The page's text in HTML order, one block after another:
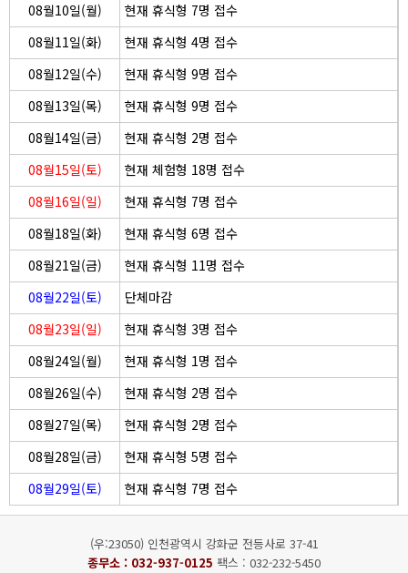
08월10일(월)
현재 휴식형 7명 접수
08월11일(화)
현재 휴식형 4명 접수
08월12일(수)
현재 휴식형 9명 접수
08월13일(목)
현재 휴식형 9명 접수
08월14일(금)
현재 휴식형 2명 접수
08월15일(토)
현재 체험형 18명 접수
08월16일(일)
현재 휴식형 7명 접수
08월18일(화)
현재 휴식형 6명 접수
08월21일(금)
현재 휴식형 11명 접수
08월22일(토)
단체마감
08월23일(일)
현재 휴식형 3명 접수
08월24일(월)
현재 휴식형 1명 접수
08월26일(수)
현재 휴식형 2명 접수
08월27일(목)
현재 휴식형 2명 접수
08월28일(금)
현재 휴식형 5명 접수
08월29일(토)
현재 휴식형 7명 접수
(우:23050) 인천광역시 강화군 전등사로 37-41
종무소 : 032-937-0125 팩스 : 032-232-5450